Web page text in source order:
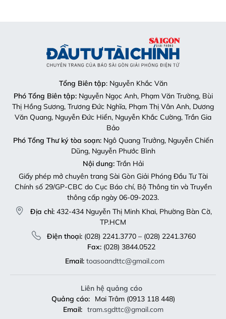
Tổng Biên tập: Nguyễn Khắc Văn
Phó Tổng Biên tập:Nguyễn Ngọc Anh, Phạm Văn Trường, Bùi
Thị Hồng Sương, Trương Đức Nghĩa, Phạm Thị Vân Anh, Dương
Văn Quang, Nguyễn Đức Hiển, Nguyễn Khắc Cường, Trần Gia
Bảo
Phó Tổng Thư ký tòa soạn:Ngô Quang Trưởng, Nguyễn Chiến
Dũng, Nguyễn Phước Bình
Nội dung:Trần Hải
Giấy phép mở chuyên trang Sài Gòn Giải Phóng Đầu Tư Tài
Chính số 29/GP-CBC do Cục Báo chí, Bộ Thông tin và Truyền
thông cấp ngày 06-09-2023.
Địa chỉ: 432-434 Nguyễn Thị Minh Khai, Phường Bàn Cờ,
TP.HCM
Điện thoại:(028) 2241.3770 – (028) 2241.3760
Fax:(028) 3844.0522
Email: toasoandttc@gmail.com
Liên hệ quảng cáo
Quảng cáo:
Mai Trâm (0913 118 448)
Email: tram.sgdttc@gmail.com